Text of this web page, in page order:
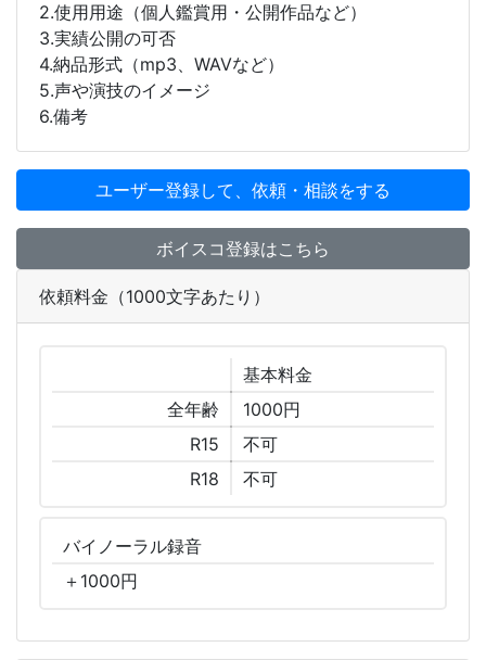
2.使用用途（個人鑑賞用・公開作品など）
3.実績公開の可否
4.納品形式（mp3、WAVなど）
5.声や演技のイメージ
6.備考
ユーザー登録して、依頼・相談をする
ボイスコ登録はこちら
依頼料金（1000文字あたり）
基本料金
全年齢
1000円
R15
不可
R18
不可
バイノーラル録音
＋ 1000円